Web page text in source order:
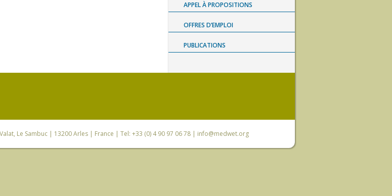
APPEL À PROPOSITIONS
OFFRES D’EMPLOI
PUBLICATIONS
Le Sambuc | 13200 Arles | France | Tel: +33 (0) 4 90 97 06 78 | info@medwet.org